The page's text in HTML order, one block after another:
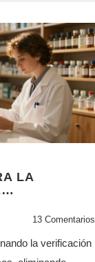
LA
FUTURO
13 Comentarios
la verificación